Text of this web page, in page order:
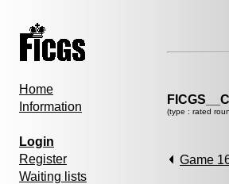
Home
Information
Login
Register
Waiting lists
(type : rated
Game